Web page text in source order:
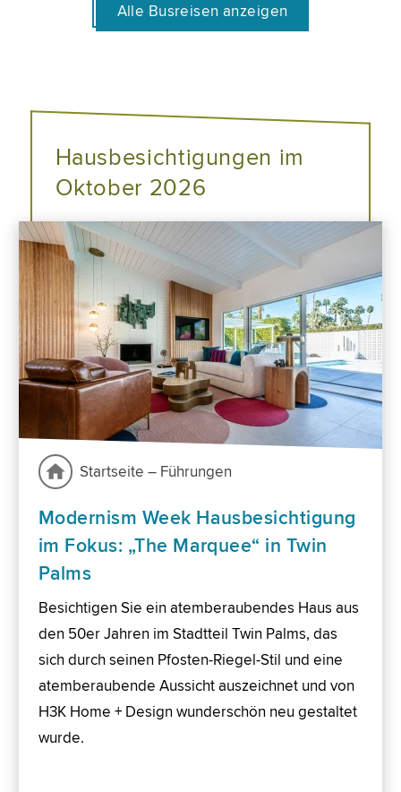
Alle Busreisen anzeigen
Hausbesichtigungen im
Oktober 2026
Startseite – Führungen
Modernism Week Hausbesichtigung
im Fokus: „The Marquee“ in Twin
Palms
Besichtigen Sie ein atemberaubendes Haus aus
den 50er Jahren im Stadtteil Twin Palms, das
sich durch seinen Pfosten-Riegel-Stil und eine
atemberaubende Aussicht auszeichnet und von
H3K Home + Design wunderschön neu gestaltet
wurde.